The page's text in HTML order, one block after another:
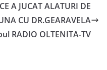
A JUCAT ALATURI DE
CU DR.GEARAVELA
RADIO OLTENITA-TV